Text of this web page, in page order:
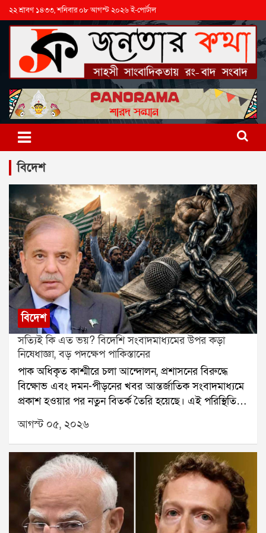
২২ শ্রাবণ ১৪৩৩, শনিবার ০৮ আগস্ট ২০২৬ ই-পোর্টাল
বিদেশ
বিদেশ
সত্যিই কি এত ভয়? বিদেশি সংবাদমাধ্যমের উপর কড়া
নিষেধাজ্ঞা, বড় পদক্ষেপ পাকিস্তানের
পাক অধিকৃত কাশ্মীরে চলা আন্দোলন, প্রশাসনের বিরুদ্ধে
বিক্ষোভ এবং দমন-পীড়নের খবর আন্তর্জাতিক সংবাদমাধ্যমে
প্রকাশ হওয়ার পর নতুন বিতর্ক তৈরি হয়েছে। এই পরিস্থিতিতে
বিদেশি সংবাদমাধ্যমের উপর কড়া নিয়ন্ত্রণ আরোপ করল
পাকিস্তান সরকার। নতুন নির্দেশ অনুযায়ী, সরকারি অনুমতি
ছাড়া দেশের নির্দিষ্ট এলাকায় কোনও বিদেশি সংবাদমাধ্যম বা
সাংবাদিক খবর সংগ্রহ করতে পারবেন না।পাকিস্তানের তথ্য ও
সম্প্রচার মন্ত্রণালয় জানিয়েছে, এই নিয়ম আন্তর্জাতিক
সংবাদপত্র, টেলিভিশন, ডিজিটাল সংবাদমাধ্যম, ওয়েবভিত্তিক
প্ল্যাটফর্ম এবং সামাজিক মাধ্যমের ক্ষেত্রেও সমানভাবে
প্রযোজ্য হবে। বিদেশি সংবাদমাধ্যমকে আগে সরকারি নিবন্ধন
আগস্ট ০৫, ২০২৬